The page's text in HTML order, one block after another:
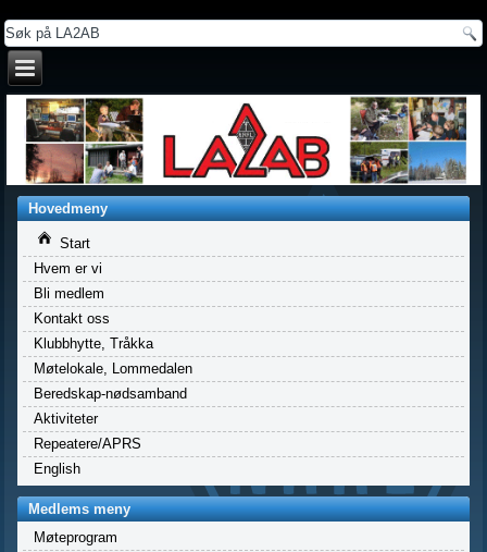
Hovedmeny
Start
Hvem er vi
Bli medlem
Kontakt oss
Klubbhytte, Tråkka
Møtelokale, Lommedalen
Beredskap-nødsamband
Aktiviteter
Repeatere/APRS
English
Medlems meny
Møteprogram